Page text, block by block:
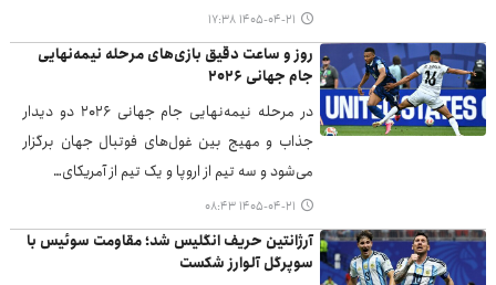
۱۴۰۵-۰۴-۲۱ ۱۷:۳۸
روز و ساعت دقیق بازی‌های مرحله نیمه‌نهایی
جام جهانی ۲۰۲۶
در مرحله نیمه‌نهایی جام جهانی ۲۰۲۶ دو دیدار
جذاب و مهیج بین غول‌های فوتبال جهان برگزار
می‌شود و سه تیم از اروپا و یک تیم از آمریکای…
۱۴۰۵-۰۴-۲۱ ۰۸:۴۳
آرژانتین حریف انگلیس شد؛ مقاومت سوئیس با
سوپرگل آلوارز شکست